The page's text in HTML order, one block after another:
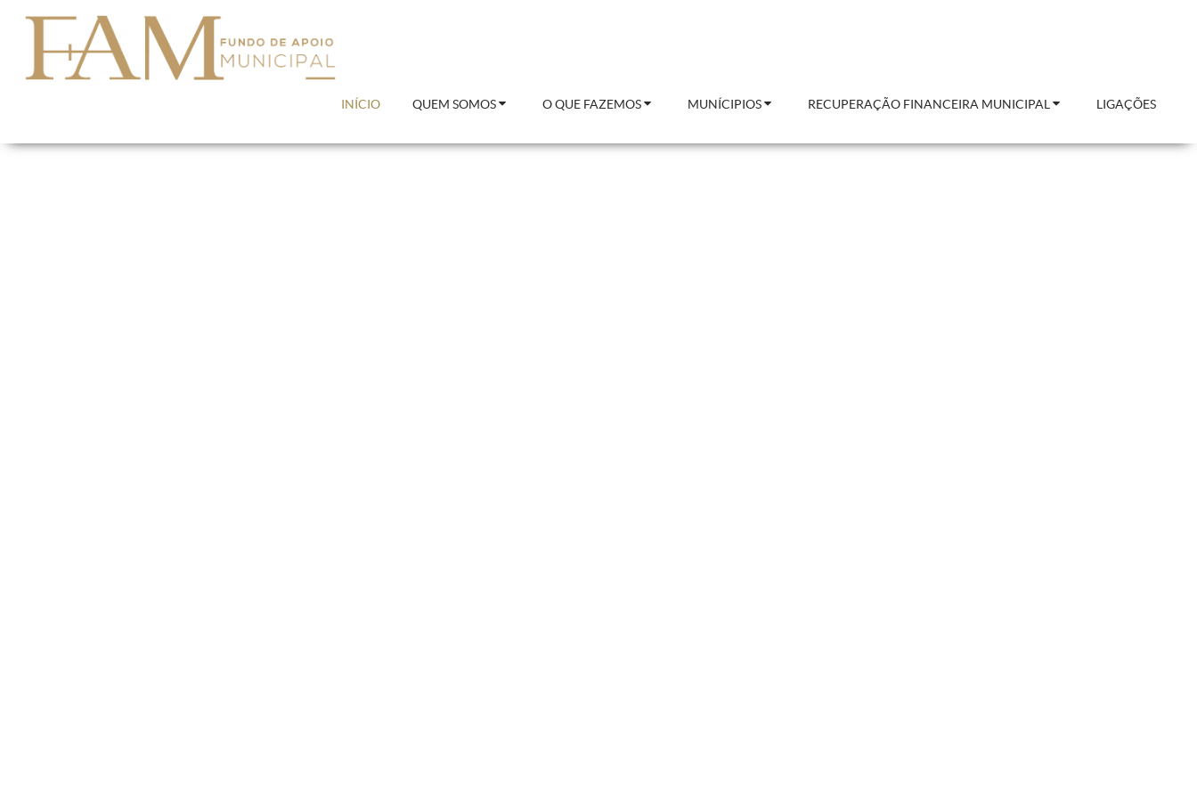
INÍCIO QUEM SOMOS O QUE FAZEMOS MUNÍCIPIOS RECUPERAÇÃO FINANCEIRA MUNICIPAL LIGAÇÕES